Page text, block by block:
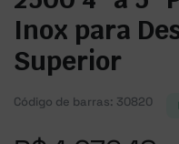
Inox para
Superior
Código de barras: 30820